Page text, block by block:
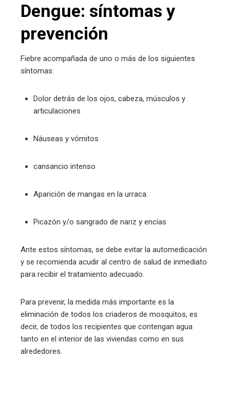
Dengue: síntomas y
prevención
Fiebre acompañada de uno o más de los siguientes
síntomas:
Dolor detrás de los ojos, cabeza, músculos y
articulaciones
Náuseas y vómitos
cansancio intenso
Aparición de mangas en la urraca.
Picazón y/o sangrado de nariz y encías
Ante estos síntomas, se debe evitar la automedicación
y se recomienda acudir al centro de salud de inmediato
para recibir el tratamiento adecuado.
Para prevenir, la medida más importante es la
eliminación de todos los criaderos de mosquitos, es
decir, de todos los recipientes que contengan agua
tanto en el interior de las viviendas como en sus
alrededores.